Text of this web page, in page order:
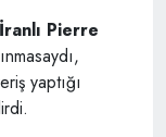
Pierre
yaptığı